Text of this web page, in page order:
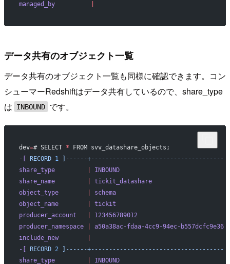
managed_by
          |
データ共有のオブジェクト一覧
データ共有のオブジェクト一覧も同様に確認できます。コン
シューマーRedshiftはデータ共有しているので、share_type
は
INBOUND です。
dev=# SELECT * FROM svv_datashare_objects;
-[ RECORD 1
]------+-------------------------------------
share_type
         |
INBOUND
share_name
         |
tickit_datashare
object_type
        |
schema
object_name
        |
tickit
producer_account
123456789012
producer_namespace |
a50a38ac-fdaa-4cc9-94ec-b557dcfc9e36
include_new
        |
-[ RECORD 2 ]------+-------------------------------------
share_type
         |
INBOUND